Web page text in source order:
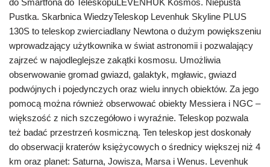
Pustka. Skarbnica WiedzyTeleskop Levenhuk Skyline PLUS
130S to teleskop zwierciadlany Newtona o dużym powiększeniu
wprowadzający użytkownika w świat astronomii i pozwalający
zajrzeć w najodleglejsze zakątki kosmosu. Umożliwia
obserwowanie gromad gwiazd, galaktyk, mgławic, gwiazd
podwójnych i pojedynczych oraz wielu innych obiektów. Za jego
pomocą można również obserwować obiekty Messiera i NGC –
większość z nich szczegółowo i wyraźnie. Teleskop pozwala
też badać przestrzeń kosmiczną. Ten teleskop jest doskonały
do obserwacji kraterów księżycowych o średnicy większej niż 4
km oraz planet: Saturna, Jowisza, Marsa i Wenus. Levenhuk